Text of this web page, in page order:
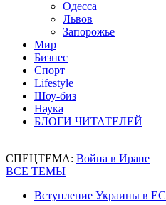
Одесса
Львов
Запорожье
Мир
Бизнес
Спорт
Lifestyle
Шоу-биз
Наука
БЛОГИ ЧИТАТЕЛЕЙ
СПЕЦТЕМА: Война в Иране
ВСЕ ТЕМЫ
Вступление Украины в ЕС